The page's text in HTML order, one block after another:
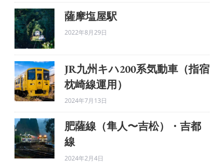
薩摩塩屋駅
2022年8月29日
JR九州キハ200系気動車（指宿
枕崎線運用）
2024年7月13日
肥薩線（隼人〜吉松）・吉都
線
2024年2月4日